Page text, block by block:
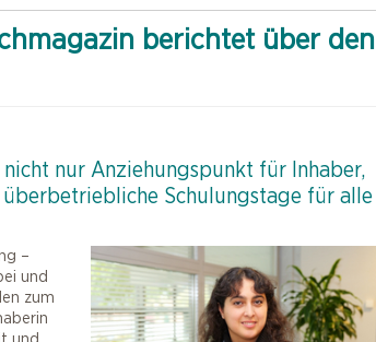
berichtet über den
nur Anziehungspunkt für Inhaber,
Schulungstage für alle
–
und
zum